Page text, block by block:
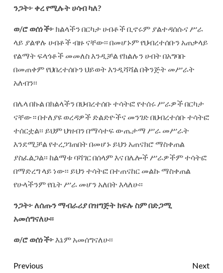
ንጋት፦ ቀረየሚሉት ሀሳብ ካለ?
ወ/ሮ ወሰነች፦ ክልላችን በርካታ ሀብቶች ቢኖሩም ያልተዳሰሱና ሥራ
ላይ ያልዋሉ ሀብቶች ብዙ ናቸው፡፡ በመሆኑም የህብረተሰቡን አጠቃላይ
የልማት ፍላጎቶች መመለስ እንዲቻል የክልሉን ሀብት በአግባቡ
በመጠቀም የህበረተሰቡን ህይወት እንዲሻሻል በቅንጅት መሥራት
አለብን፡፡
በሌላ በኩል በክልላችን በህብረተሰቡ ተሳትፎ የተሰሩ ሥራዎች በርካታ
ናቸው። በተለያዩ ወረዳዎች ድልድዮችና መንገድ በህብረተሰቡ ተሳትፎ
ተሰርቷል፡፡ ይህም ህዝብን በማሳተፍ ውጤታማ ሥራ መሥራት
እንደሚቻል የተረጋገጠበት በመሆኑ ይህን አጠናክሮ ማስቀጠል
ያስፈልጋል፡፡ ከልማቱ ባሻገር በሰላም እና በሌሎች ሥራዎችም ተሳትፎ
በማድረግ ላይ ነው፡፡ ይህን ተሳትፎ በተጠናከር መልኩ ማስቀጠል
የሁላችንም የቤት ሥራ መሆን አለበት እላለሁ፡፡
ንጋት፦ለሰጡንማብራሪያበዝግጅት ክፍሉ ስምበድጋሚ
አመሰግናለሁ፡፡
ወ/ሮ ወሰነች፦እኔም አመሰግናለሁ፡፡
Previous Next